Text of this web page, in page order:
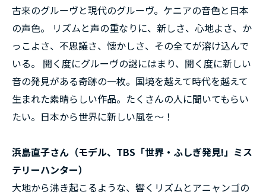
古来のグルーヴと現代のグルーヴ。ケニアの音色と日本
の声色。 リズムと声の重なりに、新しさ、心地よさ、か
っこよさ、不思議さ、懐かしさ、その全てが溶け込んで
いる。 聞く度にグルーヴの謎にはまり、聞く度に新しい
音の発見がある奇跡の一枚。国境を越えて時代を越えて
生まれた素晴らしい作品。たくさんの人に聞いてもらい
たい。日本から世界に新しい風を～！
浜島直子さん（モデル、TBS「世界・ふしぎ発見!」ミス
テリーハンター）
大地から沸き起こるような、響くリズムとアニャンゴの